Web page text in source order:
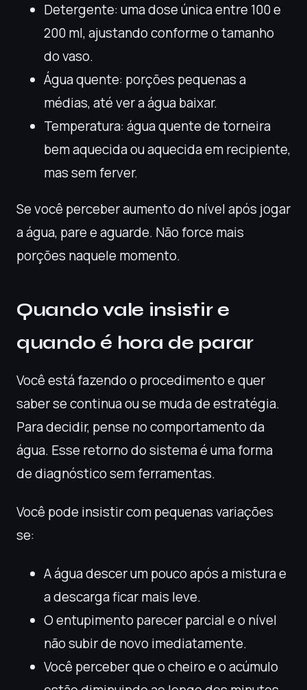
Detergente: uma dose única entre 100 e
200 ml, ajustando conforme o tamanho
do vaso.
Água quente: porções pequenas a
médias, até ver a água baixar.
Temperatura: água quente de torneira
bem aquecida ou aquecida em recipiente,
mas sem ferver.
Se você perceber aumento do nível após jogar
a água, pare e aguarde. Não force mais
porções naquele momento.
Quando vale insistir e
quando é hora de parar
Você está fazendo o procedimento e quer
saber se continua ou se muda de estratégia.
Para decidir, pense no comportamento da
água. Esse retorno do sistema é uma forma
de diagnóstico sem ferramentas.
Você pode insistir com pequenas variações
se:
A água descer um pouco após a mistura e
a descarga ficar mais leve.
O entupimento parecer parcial e o nível
não subir de novo imediatamente.
Você perceber que o cheiro e o acúmulo